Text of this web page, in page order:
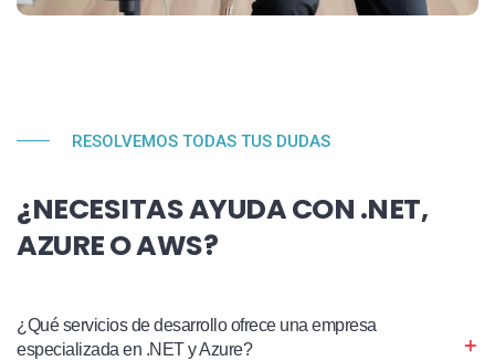
RESOLVEMOS TODAS TUS DUDAS
¿NECESITAS AYUDA CON .NET,
AZURE O AWS?
¿Qué servicios de desarrollo ofrece una empresa
especializada en .NET y Azure?